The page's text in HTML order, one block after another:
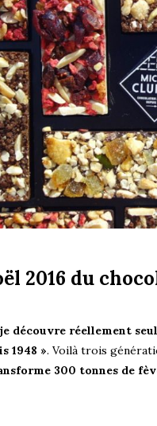
2016 du
découvre réellement
1948 ». Voilà trois
300 tonnes de